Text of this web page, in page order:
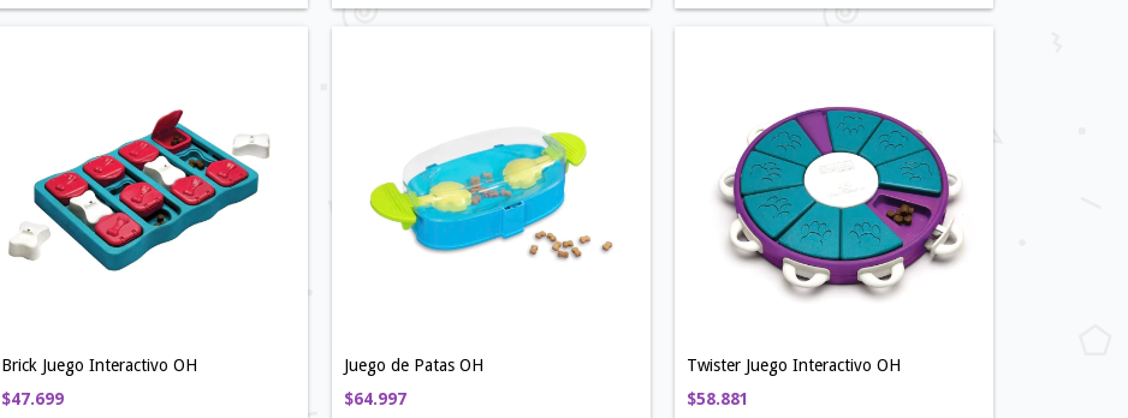
Brick Juego Interactivo OH
$47.699
Juego de Patas OH
$64.997
Twister Juego Interactivo OH
$58.881